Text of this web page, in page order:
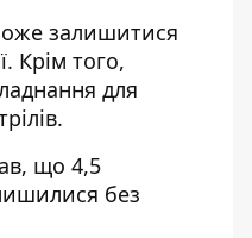
залишитися
Крім того,
для
що 4,5
без